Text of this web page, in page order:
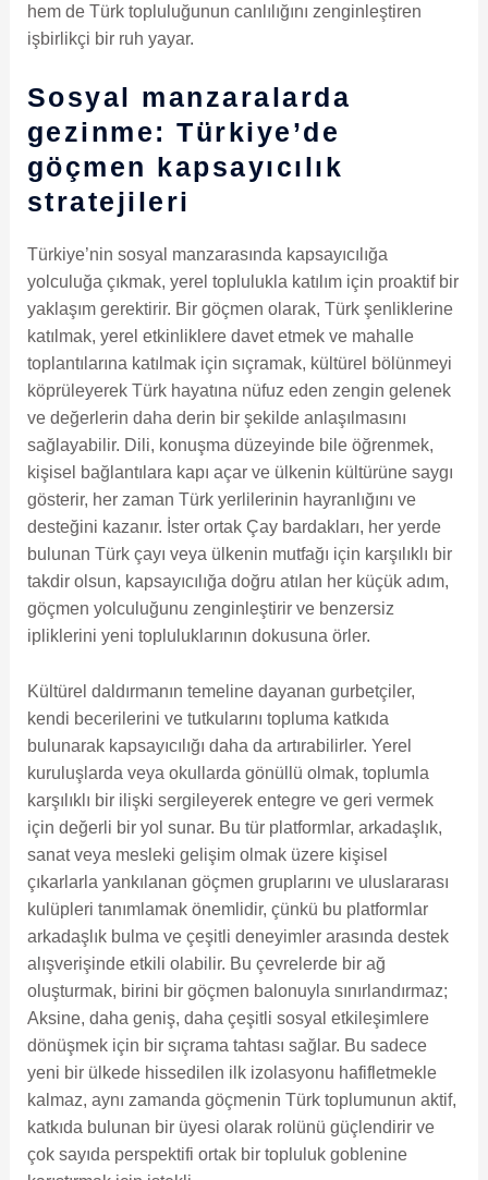
hem de Türk topluluğunun canlılığını zenginleştiren
işbirlikçi bir ruh yayar.
Sosyal manzaralarda
gezinme: Türkiye’de
göçmen kapsayıcılık
stratejileri
Türkiye’nin sosyal manzarasında kapsayıcılığa
yolculuğa çıkmak, yerel toplulukla katılım için proaktif bir
yaklaşım gerektirir. Bir göçmen olarak, Türk şenliklerine
katılmak, yerel etkinliklere davet etmek ve mahalle
toplantılarına katılmak için sıçramak, kültürel bölünmeyi
köprüleyerek Türk hayatına nüfuz eden zengin gelenek
ve değerlerin daha derin bir şekilde anlaşılmasını
sağlayabilir. Dili, konuşma düzeyinde bile öğrenmek,
kişisel bağlantılara kapı açar ve ülkenin kültürüne saygı
gösterir, her zaman Türk yerlilerinin hayranlığını ve
desteğini kazanır. İster ortak Çay bardakları, her yerde
bulunan Türk çayı veya ülkenin mutfağı için karşılıklı bir
takdir olsun, kapsayıcılığa doğru atılan her küçük adım,
göçmen yolculuğunu zenginleştirir ve benzersiz
ipliklerini yeni topluluklarının dokusuna örler.
Kültürel daldırmanın temeline dayanan gurbetçiler,
kendi becerilerini ve tutkularını topluma katkıda
bulunarak kapsayıcılığı daha da artırabilirler. Yerel
kuruluşlarda veya okullarda gönüllü olmak, toplumla
karşılıklı bir ilişki sergileyerek entegre ve geri vermek
için değerli bir yol sunar. Bu tür platformlar, arkadaşlık,
sanat veya mesleki gelişim olmak üzere kişisel
çıkarlarla yankılanan göçmen gruplarını ve uluslararası
kulüpleri tanımlamak önemlidir, çünkü bu platformlar
arkadaşlık bulma ve çeşitli deneyimler arasında destek
alışverişinde etkili olabilir. Bu çevrelerde bir ağ
oluşturmak, birini bir göçmen balonuyla sınırlandırmaz;
Aksine, daha geniş, daha çeşitli sosyal etkileşimlere
dönüşmek için bir sıçrama tahtası sağlar. Bu sadece
yeni bir ülkede hissedilen ilk izolasyonu hafifletmekle
kalmaz, aynı zamanda göçmenin Türk toplumunun aktif,
katkıda bulunan bir üyesi olarak rolünü güçlendirir ve
çok sayıda perspektifi ortak bir topluluk goblenine